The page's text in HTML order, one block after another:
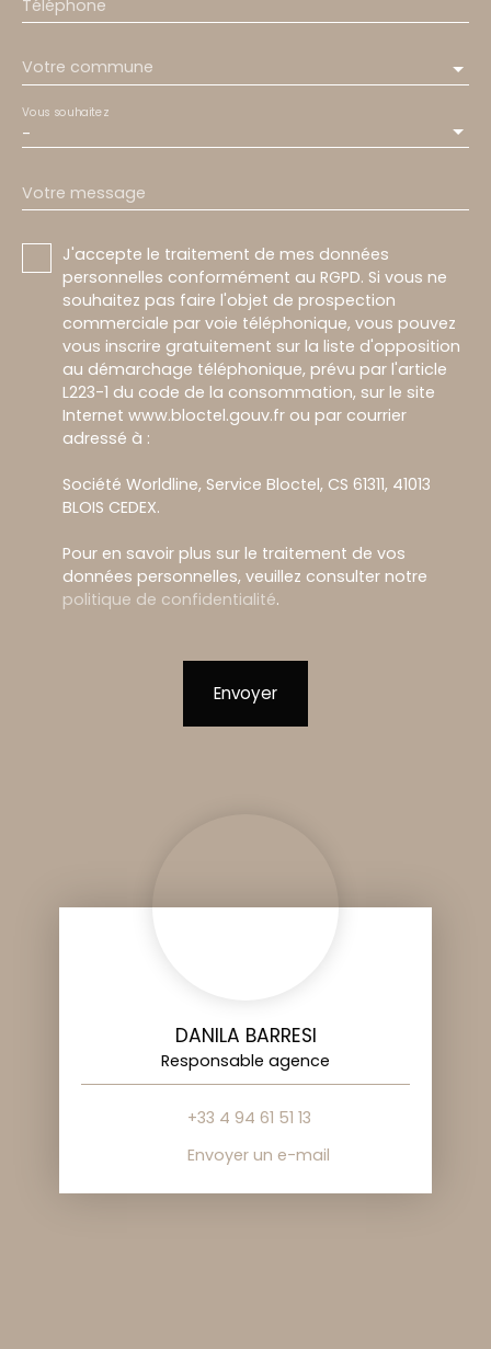
Téléphone
Votre commune
-
Vous souhaitez
Votre message
J'accepte le traitement de mes données
personnelles conformément au RGPD. Si vous ne
souhaitez pas faire l'objet de prospection
commerciale par voie téléphonique, vous pouvez
vous inscrire gratuitement sur la liste d'opposition
au démarchage téléphonique, prévu par l'article
L223-1 du code de la consommation, sur le site
Internet www.bloctel.gouv.fr ou par courrier
adressé à :
Société Worldline, Service Bloctel, CS 61311, 41013
BLOIS CEDEX.
Pour en savoir plus sur le traitement de vos
données personnelles, veuillez consulter notre
politique de confidentialité.
Envoyer
DANILA BARRESI
Responsable agence
+33 4 94 61 51 13
Envoyer un e-mail